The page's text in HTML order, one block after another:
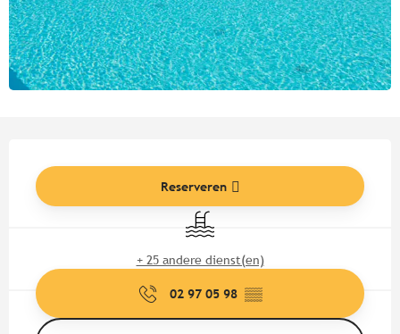
Reserveren
Zwembad
+ 25 andere dienst(en)
02 97 05 98 ▒▒